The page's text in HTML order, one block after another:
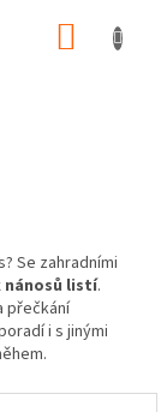
Se zahradními
listí.
přečkání
i s jinými